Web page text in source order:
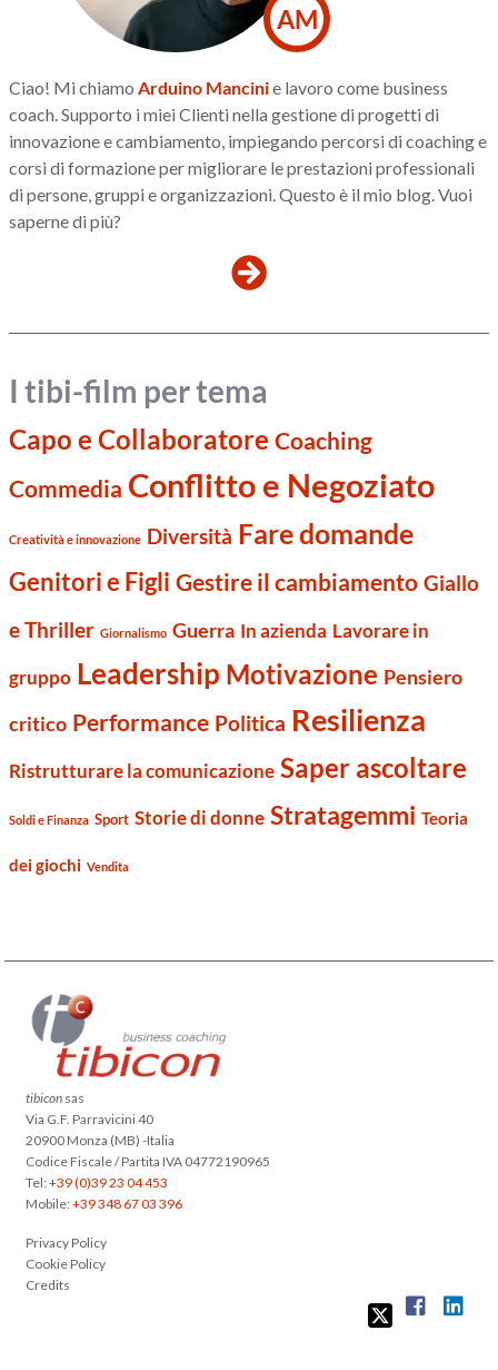
AM
Ciao! Mi chiamoArduino Mancinie lavoro come business
coach. Supporto i miei Clienti nella gestione di progetti di
innovazione e cambiamento, impiegando percorsi di coaching e
corsi di formazione per migliorare le prestazioni professionali
di persone, gruppi e organizzazioni. Questo è il mio blog. Vuoi
saperne di più?
I tibi-film per tema
Capo e Collaboratore Coaching
Commedia Conflitto e Negoziato
Creatività e innovazione Diversità Fare domande
Genitori e Figli Gestire il cambiamento Giallo
e Thriller Giornalismo Guerra In azienda Lavorare in
gruppo Leadership Motivazione Pensiero
critico Performance Politica Resilienza
Ristrutturare la comunicazione Saper ascoltare
Soldi e Finanza Sport Storie di donne Stratagemmi Teoria
dei giochi Vendita
tibicon sas
Via G.F. Parravicini 40
20900 Monza (MB) -Italia
Codice Fiscale / Partita IVA 04772190965
Tel:+39 (0)39 23 04 453
Mobile:+39 348 67 03 396
Privacy Policy
Cookie Policy
Credits